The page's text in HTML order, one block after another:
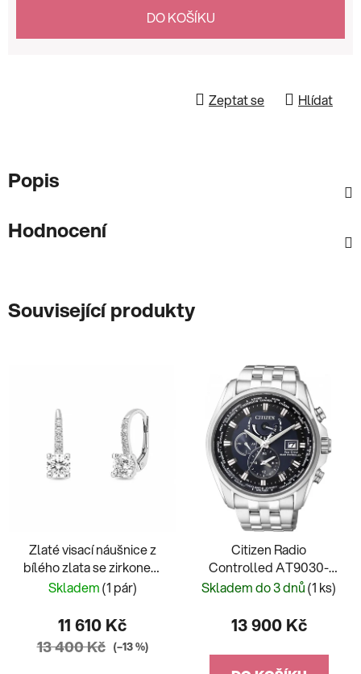
DO KOŠÍKU
Zeptat se Hlídat
Popis
Hodnocení
Související produkty
Zlaté visací náušnice z
bílého zlata se zirkonem
Ness
Skladem(1 pár)
11 610 Kč
13 400 Kč (–13 %)
Citizen Radio
Controlled AT9030-
55L
Skladem do 3 dnů(1 ks)
13 900 Kč